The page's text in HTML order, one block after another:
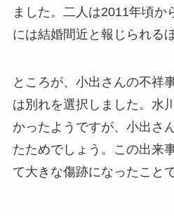
ました。二人は2011年頃か
には結婚間近と報じられる
ところが、小出さんの不祥
は別れを選択しました。水
かったようですが、小出さ
たためでしょう。この出来
て大きな傷跡になったこと